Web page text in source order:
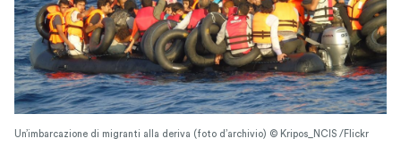
Un’imbarcazione di migranti alla deriva (foto d’archivio) © Kripos_NCIS /Flickr